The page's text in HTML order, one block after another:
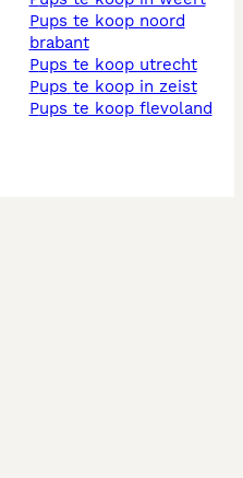
pups te koop noord
brabant
pups te koop utrecht
pups te koop in zeist
pups te koop flevoland